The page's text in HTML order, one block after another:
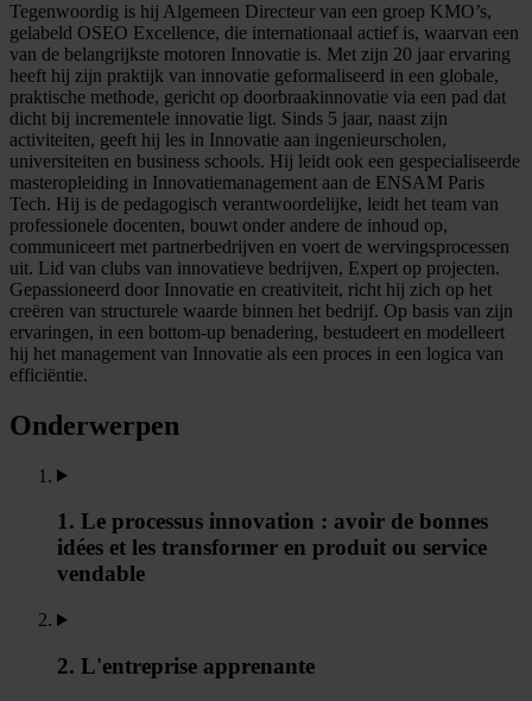
Tegenwoordig is hij Algemeen Directeur van een groep KMO’s,
gelabeld OSEO Excellence, die internationaal actief is, waarvan een
van de belangrijkste motoren Innovatie is. Met zijn 20 jaar ervaring
heeft hij zijn praktijk van innovatie geformaliseerd in een globale,
praktische methode, gericht op doorbraakinnovatie via een pad dat
dicht bij incrementele innovatie ligt. Sinds 5 jaar, naast zijn
activiteiten, geeft hij les in Innovatie aan ingenieurscholen,
universiteiten en business schools. Hij leidt ook een gespecialiseerde
masteropleiding in Innovatiemanagement aan de ENSAM Paris
Tech. Hij is de pedagogisch verantwoordelijke, leidt het team van
professionele docenten, bouwt onder andere de inhoud op,
communiceert met partnerbedrijven en voert de wervingsprocessen
uit. Lid van clubs van innovatieve bedrijven, Expert op projecten.
Gepassioneerd door Innovatie en creativiteit, richt hij zich op het
creëren van structurele waarde binnen het bedrijf. Op basis van zijn
ervaringen, in een bottom-up benadering, bestudeert en modelleert
hij het management van Innovatie als een proces in een logica van
efficiëntie.
Onderwerpen
1. Le processus innovation : avoir de bonnes
idées et les transformer en produit ou service
vendable
2. L'entreprise apprenante